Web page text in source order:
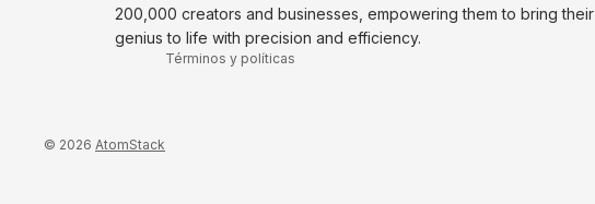
200,000 creators and businesses, empowering them to bring their
genius to life with precision and efficiency.
© 2026 AtomStack
Términos y políticas
Contacto